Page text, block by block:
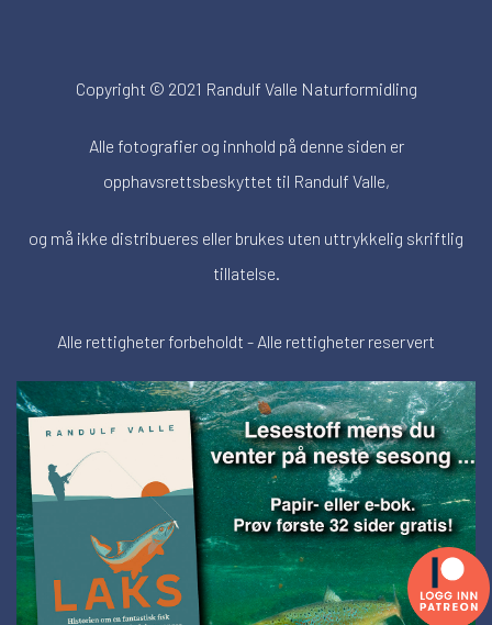
Copyright © 2021 Randulf Valle Naturformidling
Alle fotografier og innhold på denne siden er
opphavsrettsbeskyttet til Randulf Valle,
og må ikke distribueres eller brukes uten uttrykkelig skriftlig
tillatelse.
Alle rettigheter forbeholdt - Alle rettigheter reservert